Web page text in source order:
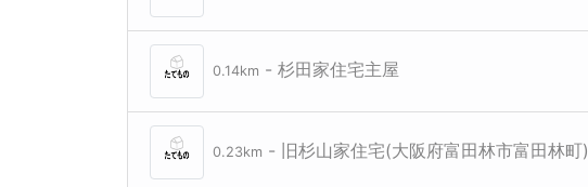
0.14km - 杉田家住宅主屋
0.23km - 旧杉山家住宅(大阪府富田林市富田林町)